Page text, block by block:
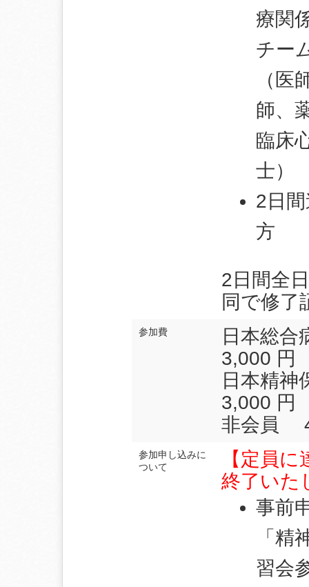
療関
チー
（医
師、
臨床
士）
2日
方
2日間全
同で修了
参加費
日本総
3,000 円
日本精
3,000 円
非会員
参加申し込みに
ついて
【定員
終了いた
事前
「精
習会